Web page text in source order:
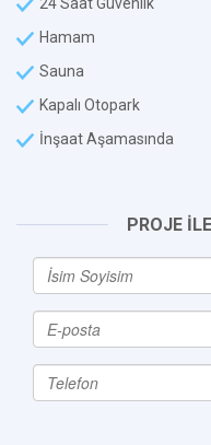
Hamam
Sauna
Kapalı Otopark
İnşaat Aşamasında
PROJE